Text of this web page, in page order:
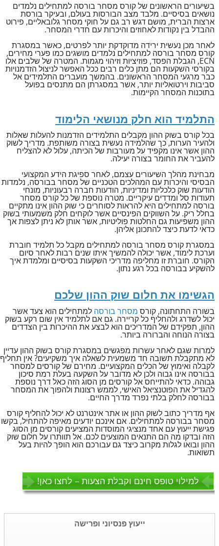
בשיעורים הראשונים של קורס מסחר בורסה למתחילים נלמדים
נושאים בסיסיים. מלבד מצב הבורסות בעולם, ובעיקר בורסת
ארצות הברית, מושם דגש רב גם על חוקי מסחר גלובאליים, פירוט
ההבדל בין נקודות לאחוזים והיכרות עם חדרי המסחר.
לאחר מכן נעשית ירידה מדוקדקת יותר לפרטים, כאשר במסגרת
קורס מסחר בורסה למתחילים נלמדים מושגים כמו פערי מחירים,
ECN, הגבלת הפסד, פוזיציות וזיהוי מגמות. המטרה של שלבים אלו
בקורסי השקעות הם מתן כלים רבים ככל האפשר לניצול הזדמנויות
כבר מרגעי המסחר הראשונים. בהמשך מועברים התלמידים אל
סביבות וירטואליות יותר, אשר במסגרתן הם מתנסים בפועל
בתוכנות המסחר הקיימות.
התלמיד הוא חלק מנושאי הלימוד
בכל קורס בשוק ההון מקבלים התלמידים הזדמנות להעלות שאלות
ולהעיר הערות, כך שהלמידה נעשית בצורה משותפת. מדריך לשוק
ההון אשר אינו מקפיד על מעורבות של הכיתה, עלול לא להצליח
להעביר את החומר בצורה יעילה.
מבחינת מהלך השיעורים עצמם, לאחר ספיגת הידע המקצועי
הבסיסי והיכרות עם המהלכים הטכניים של מסחר בבורסה, נלמדות
הודעות שוק כלכליות ומדיניות, הודעות חברה רבעוניות, מונחי
תעודות סל ומדדים עיקריים. מטרה נוספת של כל קורס מסחר
בורסה למתחילים היא להראות לסוחרים כי שוק ההון אינו מתקיים
בחלל ריק. על השווקים הפינסיים אשר לוקחים חלק משמעותי בשוק
ההון משפיעות גם החלטות פוליטיות, אשר אותן לא ניתן לצפות אך
כדאי לדעת כיצד להתכונן אליהן.
במסגרת קורס מסחר בורסה למתחילים מקבל כל תלמיד חוברת
וערכת לימוד, אשר יכולה להמשיך איתו שנים רבות לאחר סיום
הקורס. חוברת זו מחליפה מדריכי השקעות בסיסיים ומלמדת איך
להשקיע בבורסה בכל רגע נתון.
הגשימו את חלום שוק ההון שלכם
בשורה התחתונה, קורס מסחר בורסה למתחילים הוא צעד אשר
יכול לשדרג ולהחליף כל קריירה. גם אם לתלמיד אין שום רקע בשוק
ההון, תפקידם של המדריכים הוא לבצע את ההיכרות בין הצדדים
בצורה הנוחה והברורה ביותר.
למרות שגם לאחר עשרות מפגשים במסגרת קורס בשוק ההון עדיין
לא מתקבלת תשובה חד משמעית לשאלה איך משקיעים? אין תחליף
לקבלה ואימוץ של הכלים המקצועיים. מחירם של קורסים למסחר
בבורסה אינו גבוה ולכן לא מדובר על השקעה בעלת רמת סיכון
גבוהה. כדאי להתייחס אל קורסים מן הסוג הזה כאל דרך נוספת
להגדיל את הפוטנציאל האישי, לממש רצונות ולהפוך את המסחר
בבורסה לחלק בלתי נפרד מדרך החיים.
אף מדריך כתוב לשוק ההון או אתר אינטרנט לא יכול להחליף קורס
מסחר בבורסה למתחילים. אם אינכם יודעים מאיפה להתחיל, בקשו
פגישת ייעוץ עם אחד מנציגי המוסדות המציעים קורסים מן הסוג
הזה ובדקו מה הם התנאים המוצעים לכם. אל תוותרו על חלום שוק
ההון ובואו לגלות מקרוב כיצד גם עבורכם הוא הופך להיות בעל
תשואות.
למילוי טופס חינם וקבלת הצעות – לחצו כאן!
ייעוץ פנסיוני ופרישה